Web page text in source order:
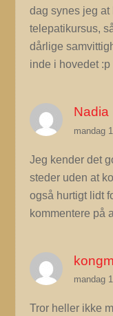
dag synes jeg
telepatikursus,
dårlige
inde i hovedet :p
Nadia
mandag
Jeg kender det
steder uden at
også hurtigt lidt
kommentere på
mandag
Tror heller ikke